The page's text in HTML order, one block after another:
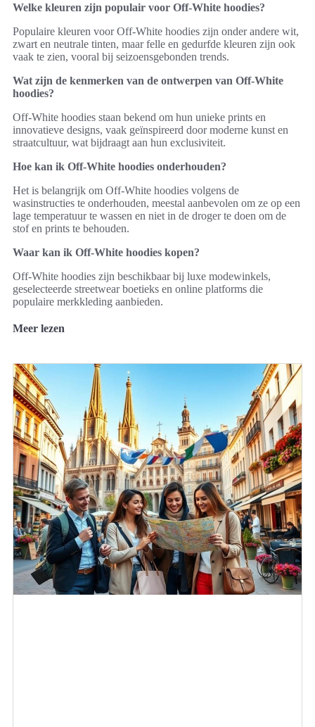
Welke kleuren zijn populair voor Off-White hoodies?
Populaire kleuren voor Off-White hoodies zijn onder andere wit,
zwart en neutrale tinten, maar felle en gedurfde kleuren zijn ook
vaak te zien, vooral bij seizoensgebonden trends.
Wat zijn de kenmerken van de ontwerpen van Off-White
hoodies?
Off-White hoodies staan bekend om hun unieke prints en
innovatieve designs, vaak geïnspireerd door moderne kunst en
straatcultuur, wat bijdraagt aan hun exclusiviteit.
Hoe kan ik Off-White hoodies onderhouden?
Het is belangrijk om Off-White hoodies volgens de
wasinstructies te onderhouden, meestal aanbevolen om ze op een
lage temperatuur te wassen en niet in de droger te doen om de
stof en prints te behouden.
Waar kan ik Off-White hoodies kopen?
Off-White hoodies zijn beschikbaar bij luxe modewinkels,
geselecteerde streetwear boetieks en online platforms die
populaire merkkleding aanbieden.
Meer lezen